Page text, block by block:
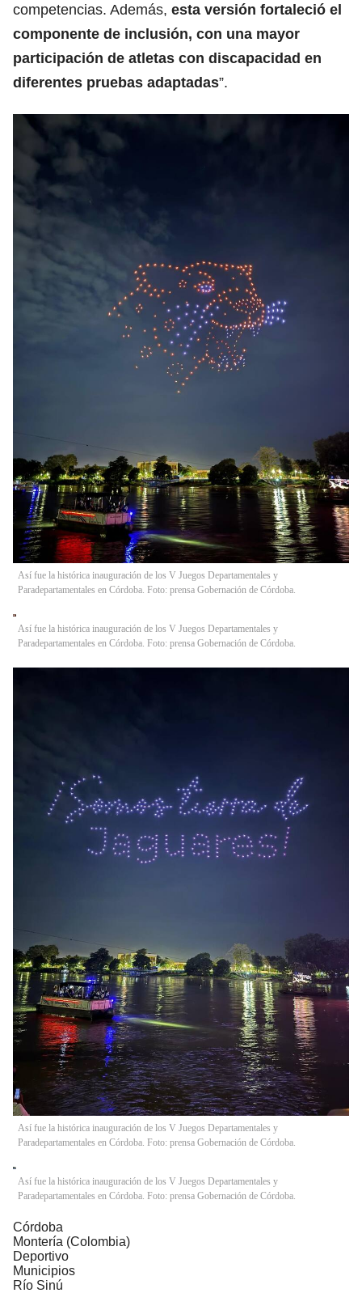
competencias. Además, esta versión fortaleció el
componente de inclusión, con una mayor
participación de atletas con discapacidad en
diferentes pruebas adaptadas”.
Así fue la histórica inauguración de los V Juegos Departamentales y
Paradepartamentales en Córdoba. Foto: prensa Gobernación de Córdoba.
Así fue la histórica inauguración de los V Juegos Departamentales y
Paradepartamentales en Córdoba. Foto: prensa Gobernación de Córdoba.
Así fue la histórica inauguración de los V Juegos Departamentales y
Paradepartamentales en Córdoba. Foto: prensa Gobernación de Córdoba.
Así fue la histórica inauguración de los V Juegos Departamentales y
Paradepartamentales en Córdoba. Foto: prensa Gobernación de Córdoba.
Córdoba
Montería (Colombia)
Deportivo
Municipios
Río Sinú